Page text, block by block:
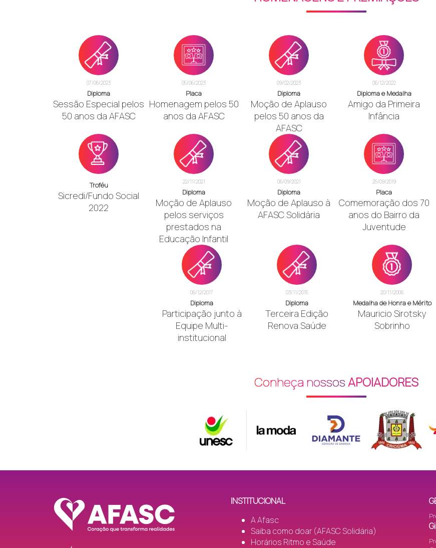
07/06/2023
Diploma
Sessão Especial pelos
50 anos da AFASC
05/06/2023
Placa
Homenagem pelos 50
anos da AFASC
09/02/2023
Diploma
Moção de Aplauso
pelos 50 anos da
AFASC
06/12/2022
Diploma e Medalha
Amigo da Primeira
Infância
Troféu
Sicredi/Fundo Social
2022
22/11/2021
Diploma
Moção de Aplauso
pelos serviços
prestados na
Educação Infantil
06/09/2021
Diploma
Moção de Aplauso à
AFASC Solidária
25/09/2019
Placa
Comemoração dos 70
anos do Bairro da
Juventude
06/12/2017
Diploma
Participação junto à
Equipe Multi-
institucional
03/11/2015
Diploma
Terceira Edição
Renova Saúde
20/11/2006
Medalha de Honra e Mérito
Mauricio Sirotsky
Sobrinho
Conheça nossosAPOIADORES
INSTITUCIONAL
A Afasc
Saiba como doar (AFASC Solidária)
Horários Ritmo e Saúde